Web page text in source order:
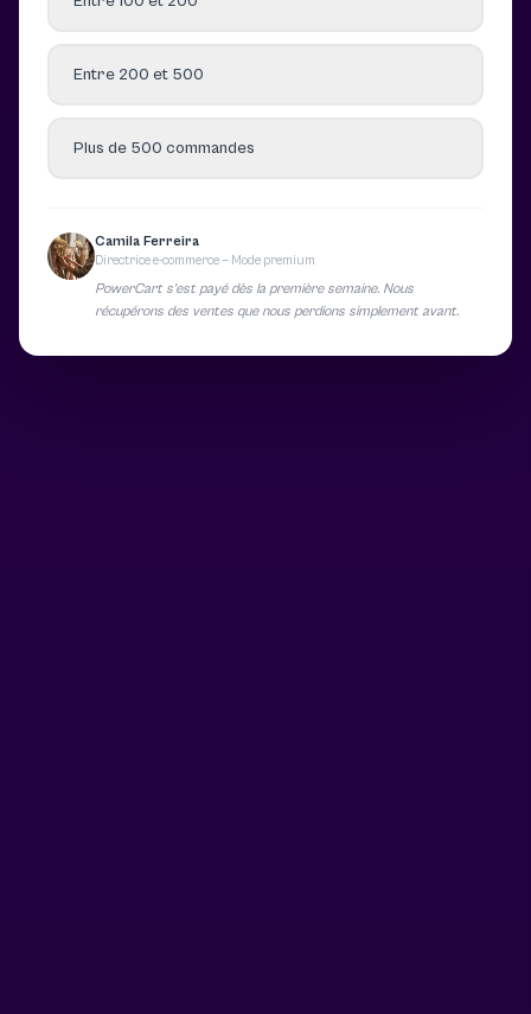
Entre 200 et 500
Plus de 500 commandes
Camila Ferreira
Directrice e-commerce — Mode premium
PowerCart s’est payé dès la première semaine. Nous
récupérons des ventes que nous perdions simplement avant.